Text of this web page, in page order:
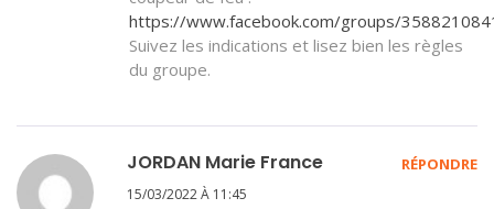
https://www.facebook.com/groups/
Suivez les indications et lisez bien les règles
du groupe.
JORDAN Marie France
15/03/2022 À 11:45
RÉPONDRE